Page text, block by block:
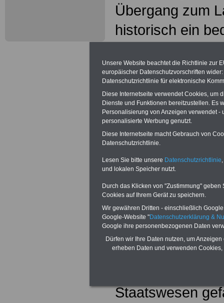
Übergang zum
historisch ein
Verwaltung.
dass Beamte
verfügten oder
eine Tätigkeit in
geeignet waren.
Das
der fachlichen
Beamtinnen
Bedeutung bei:
Beginn Kasten
Staatswesen
Unsere Website beachtet die Richtlinie zur
europäischer Datenschutzvorschriften
Datenschutzrichtlinie für elektronische
Diese Internetseite verwendet Cookies, um
Dienste und Funktionen bereitzustellen. Es
Personalisierung von Anzeigen verwendet
personalisierte Werbung genutzt.
Diese Internetseite macht Gebrauch von
Datenschutzrichtlinie.
Lesen Sie bitte unsere Datenschutzrichtlinie
und lokalen Speicher nutzt.
Durch das Klicken von "Zustimmung"
Cookies auf Ihrem Gerät zu speichern.
Wir gewähren Dritten - einschließlich
Google-Website "Datenschutzerklärung &
Google ihre personenbezogenen Daten
Dürfen wir Ihre Daten nutzen, um
erheben Daten und verwenden